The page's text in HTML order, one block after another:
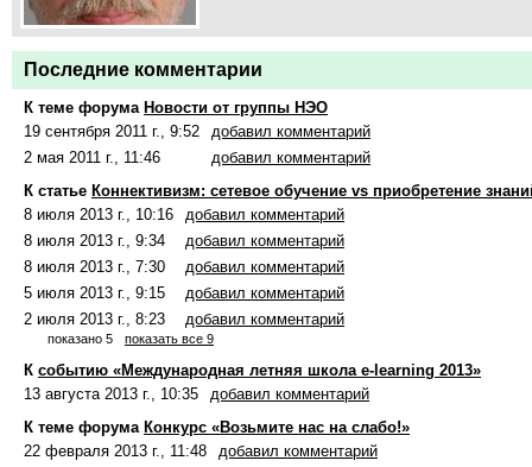
Последние комментарии
К теме форума Новости от группы НЭО
19 сентября 2011 г., 9:52
добавил комментарий
2 мая 2011 г., 11:46
добавил комментарий
К статье Коннективизм: сетевое обучение vs приобретение
8 июля 2013 г., 10:16
добавил комментарий
8 июля 2013 г., 9:34
добавил комментарий
8 июля 2013 г., 7:30
добавил комментарий
5 июля 2013 г., 9:15
добавил комментарий
2 июля 2013 г., 8:23
добавил комментарий
показано 5 показать все 9
К событию «Международная летняя школа e-learning 2013»
13 августа 2013 г., 10:35
добавил комментарий
К теме форума Конкурс «Возьмите нас на слабо!»
22 февраля 2013 г., 11:48
добавил комментарий